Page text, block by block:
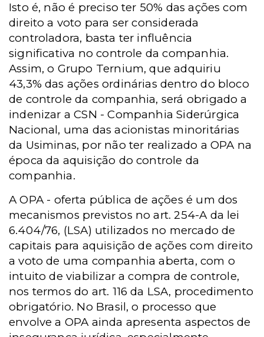
Isto é, não é preciso ter 50% das ações com
direito a voto para ser considerada
controladora, basta ter influência
significativa no controle da companhia.
Assim, o Grupo Ternium, que adquiriu
43,3% das ações ordinárias dentro do bloco
de controle da companhia, será obrigado a
indenizar aCSN -Companhia Siderúrgica
Nacional, uma das acionistas minoritárias
da Usiminas, por não ter realizado a OPA na
época da aquisição do controle da
companhia.
AOPA - oferta pública de ações é um dos
mecanismos previstos no art. 254-A da lei
6.404/76, (LSA) utilizados no mercado de
capitais para aquisição de ações com direito
a voto de uma companhia aberta, com o
intuito de viabilizar a compra de controle,
nos termos do art. 116 da LSA, procedimento
obrigatório. No Brasil, o processo que
envolve a OPA ainda apresenta aspectos de